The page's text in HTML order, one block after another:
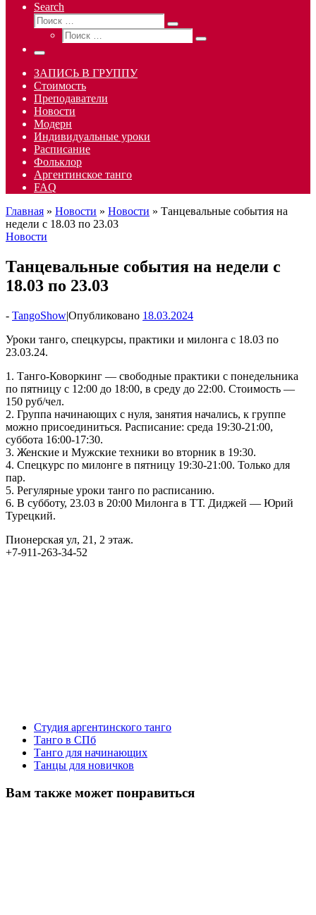
Search
Поиск
Поиск
Поиск
Поиск
Меню
ЗАПИСЬ В ГРУППУ
Стоимость
Преподаватели
Новости
Модерн
Индивидуальные уроки
Расписание
Фольклор
Аргентинское танго
FAQ
Главная » Новости » Новости » Танцевальные события на
недели с 18.03 по 23.03
Новости
Танцевальные события на недели с
18.03 по 23.03
- TangoShow|Опубликовано 18.03.2024
Уроки танго, спецкурсы, практики и милонга с 18.03 по
23.03.24.
1. Танго-Коворкинг — свободные практики с понедельника
по пятницу с 12:00 до 18:00, в среду до 22:00. Стоимость —
150 руб/чел.
2. Группа начинающих с нуля, занятия начались, к группе
можно присоединиться. Расписание: среда 19:30-21:00,
суббота 16:00-17:30.
3. Женские и Мужские техники во вторник в 19:30.
4. Спецкурс по милонге в пятницу 19:30-21:00. Только для
пар.
5. Регулярные уроки танго по расписанию.
6. В субботу, 23.03 в 20:00 Милонга в ТТ. Диджей — Юрий
Турецкий.
Пионерская ул, 21, 2 этаж.
+7-911-263-34-52
Студия аргентинского танго
Танго в СПб
Танго для начинающих
Танцы для новичков
Вам также может понравиться